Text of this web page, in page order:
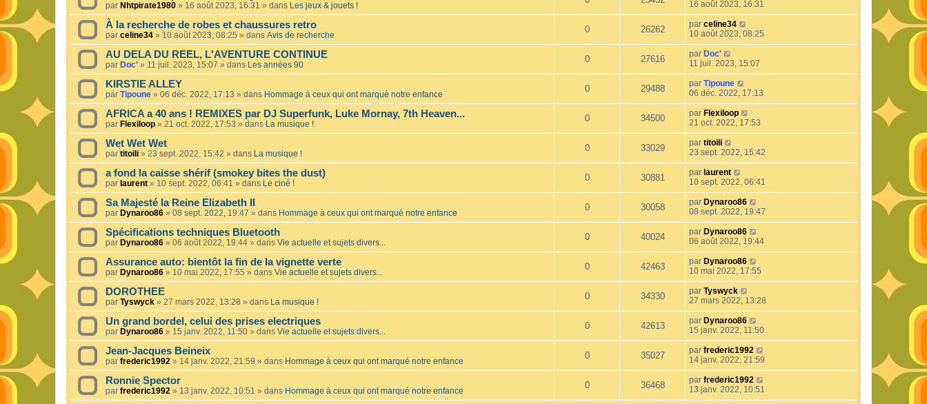
par Nhtpirate1980 » 16 août 2023, 16:31 » dans Les jeux & jouets !
16 août 2023, 16:31
À la recherche de robes et chaussures retro
par celine34 » 10 août 2023, 08:25 » dans Avis de recherche
0 26262 par celine34
10 août 2023, 08:25
AU DELA DU REEL, L'AVENTURE CONTINUE
par Doc' » 11 juil. 2023, 15:07 » dans Les années 90
0 27616 par Doc'
11 juil. 2023, 15:07
KIRSTIE ALLEY
par Tipoune » 06 déc. 2022, 17:13 » dans Hommage à ceux qui ont marqué notre enfance
0 29488 par Tipoune
06 déc. 2022, 17:13
AFRICA a 40 ans ! REMIXES par DJ Superfunk, Luke Mornay, 7th Heaven...
par Flexiloop » 21 oct. 2022, 17:53 » dans La musique !
0 34500 par Flexiloop
21 oct. 2022, 17:53
Wet Wet Wet
par titoili » 23 sept. 2022, 15:42 » dans La musique !
0 33029 par titoili
23 sept. 2022, 15:42
a fond la caisse shérif (smokey bites the dust)
par laurent » 10 sept. 2022, 06:41 » dans Le ciné !
0 30881 par laurent
10 sept. 2022, 06:41
Sa Majesté la Reine Elizabeth II
par Dynaroo86 » 08 sept. 2022, 19:47 » dans Hommage à ceux qui ont marqué notre enfance
0 30058 par Dynaroo86
08 sept. 2022, 19:47
Spécifications techniques Bluetooth
par Dynaroo86 » 06 août 2022, 19:44 » dans Vie actuelle et sujets divers...
0 40024 par Dynaroo86
06 août 2022, 19:44
Assurance auto: bientôt la fin de la vignette verte
par Dynaroo86 » 10 mai 2022, 17:55 » dans Vie actuelle et sujets divers...
0 42463 par Dynaroo86
10 mai 2022, 17:55
DOROTHEE
par Tyswyck » 27 mars 2022, 13:28 » dans La musique !
0 34330 par Tyswyck
27 mars 2022, 13:28
Un grand bordel, celui des prises electriques
par Dynaroo86 » 15 janv. 2022, 11:50 » dans Vie actuelle et sujets divers...
0 42613 par Dynaroo86
15 janv. 2022, 11:50
Jean-Jacques Beineix
par frederic1992 » 14 janv. 2022, 21:59 » dans Hommage à ceux qui ont marqué notre enfance
0 35027 par frederic1992
14 janv. 2022, 21:59
Ronnie Spector
par frederic1992 » 13 janv. 2022, 10:51 » dans Hommage à ceux qui ont marqué notre enfance
0 36468 par frederic1992
13 janv. 2022, 10:51